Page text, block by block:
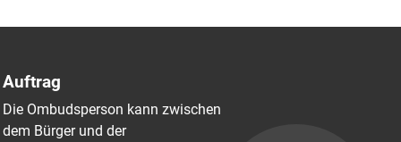
Auftrag
Die Ombudsperson kann zwischen
dem Bürger und der